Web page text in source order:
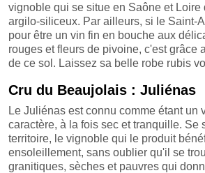
vignoble qui se situe en Saône et Loire
argilo-siliceux. Par ailleurs, si le Saint-
pour être un vin fin en bouche aux
rouges et fleurs de pivoine, c'est grâce
de ce sol. Laissez sa belle robe rubis
Cru du Beaujolais : Juliénas
Le Juliénas est connu comme étant un
caractère, à la fois sec et tranquille. Se
territoire, le vignoble qui le produit
ensoleillement, sans oublier qu'il se
granitiques, sèches et pauvres qui